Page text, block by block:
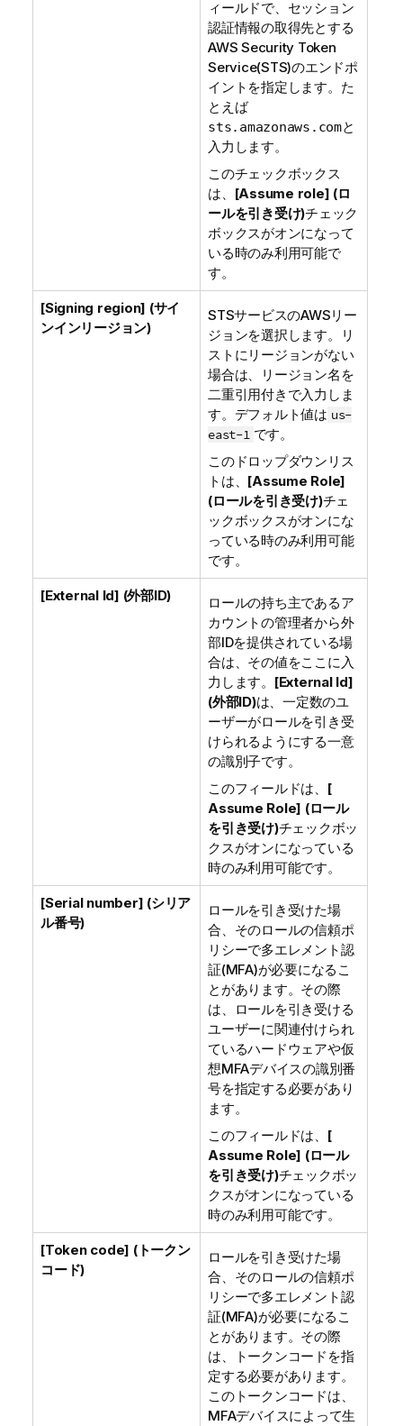
ィールドで、セッション
認証情報の取得先とする
AWS Security Token
Service(STS)のエンドポ
イントを指定します。た
とえば
sts.amazonaws.comと
入力します。
このチェックボックス
は、 [Assume role] (ロ
ールを引き受け)チェック
ボックスがオンになって
いる時のみ利用可能で
す。
[Signing region] (サイ
ンインリージョン)
STSサービスのAWSリー
ジョンを選択します。リ
ストにリージョンがない
場合は、リージョン名を
二重引用付きで入力しま
す。デフォルト値は us-
east-1 です。
このドロップダウンリス
トは、 [Assume Role]
(ロールを引き受け)チェ
ックボックスがオンにな
っている時のみ利用可能
です。
[External Id] (外部ID)
ロールの持ち主であるア
カウントの管理者から外
部IDを提供されている場
合は、その値をここに入
力します。 [External Id]
(外部ID)は、一定数のユ
ーザーがロールを引き受
けられるようにする一意
の識別子です。
このフィールドは、 [
Assume Role] (ロール
を引き受け)チェックボッ
クスがオンになっている
時のみ利用可能です。
[Serial number] (シリア
ル番号)
ロールを引き受けた場
合、そのロールの信頼ポ
リシーで多エレメント認
証(MFA)が必要になるこ
とがあります。その際
は、ロールを引き受ける
ユーザーに関連付けられ
ているハードウェアや仮
想MFAデバイスの識別番
号を指定する必要があり
ます。
このフィールドは、 [
Assume Role] (ロール
を引き受け)チェックボッ
クスがオンになっている
時のみ利用可能です。
[Token code] (トークン
コード)
ロールを引き受けた場
合、そのロールの信頼ポ
リシーで多エレメント認
証(MFA)が必要になるこ
とがあります。その際
は、トークンコードを指
定する必要があります。
このトークンコードは、
MFAデバイスによって生